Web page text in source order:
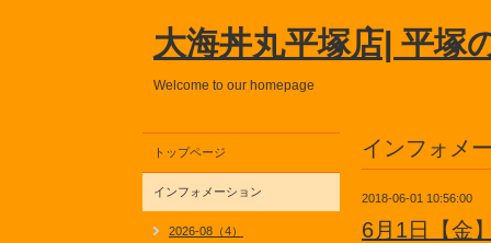
大海丼丸平塚店| 平塚
Welcome to our homepage
インフォメ
2018-06-01 10:56:00
6月1日【金
トップページ
インフォメーション
2026-08（4）